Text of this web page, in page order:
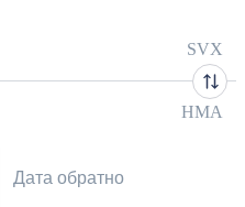
SVX
HMA
Дата обратно